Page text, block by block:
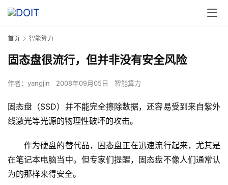
首页 智能算力
固态盘很流行，但并非没有安全风险
作者： yangjin 2008年09月05日 智能算力
固态盘（SSD）并不能完全擦除数据，还容易受到来自紫外
线激光等光源的物理性破坏的攻击。
作为硬盘的替代品，固态盘正在迅速流行起来，尤其是
在笔记本电脑当中。但专家们提醒，固态盘不像人们通常认
为的那样来得安全。